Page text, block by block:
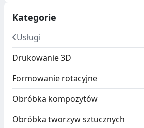
Kategorie
Usługi
Drukowanie 3D
Formowanie rotacyjne
Obróbka kompozytów
Obróbka tworzyw sztucznych